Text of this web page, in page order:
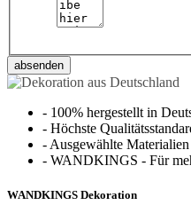
absenden
- 100% hergestellt in
- Höchste
- Ausgewählte
- WANDKINGS - Für
WANDKINGS Dekoration